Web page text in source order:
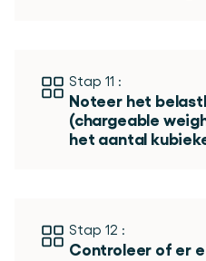
Stap 11 :
Noteer het
(chargeable
het aantal
Stap 12 :
Controleer of er